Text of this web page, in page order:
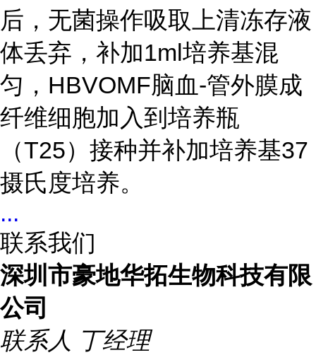
后，无菌操作吸取上清冻存液
体丢弃，补加1ml培养基混
匀，HBVOMF脑血-管外膜成
纤维细胞加入到培养瓶
（T25）接种并补加培养基37
摄氏度培养。
...
联系我们
深圳市豪地华拓生物科技有限
公司
联系人 丁经理